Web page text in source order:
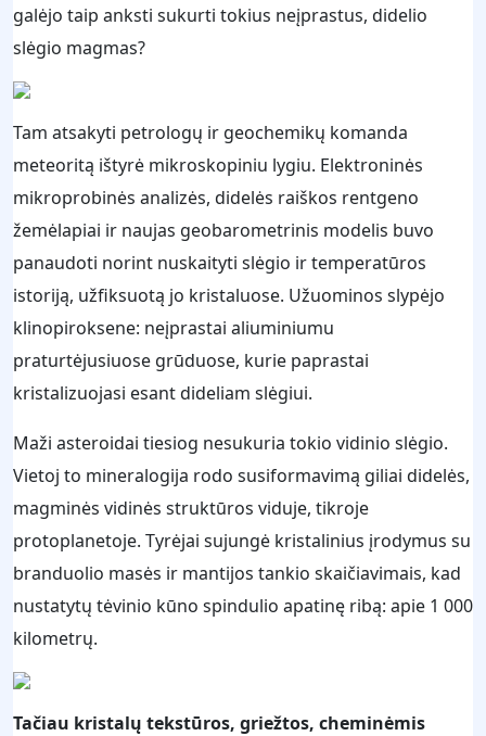
galėjo taip anksti sukurti tokius neįprastus, didelio
slėgio magmas?
Tam atsakyti petrologų ir geochemikų komanda
meteoritą ištyrė mikroskopiniu lygiu. Elektroninės
mikroprobinės analizės, didelės raiškos rentgeno
žemėlapiai ir naujas geobarometrinis modelis buvo
panaudoti norint nuskaityti slėgio ir temperatūros
istoriją, užfiksuotą jo kristaluose. Užuominos slypėjo
klinopiroksene: neįprastai aliuminiumu
praturtėjusiuose grūduose, kurie paprastai
kristalizuojasi esant dideliam slėgiui.
Maži asteroidai tiesiog nesukuria tokio vidinio slėgio.
Vietoj to mineralogija rodo susiformavimą giliai didelės,
magminės vidinės struktūros viduje, tikroje
protoplanetoje. Tyrėjai sujungė kristalinius įrodymus su
branduolio masės ir mantijos tankio skaičiavimais, kad
nustatytų tėvinio kūno spindulio apatinę ribą: apie 1 000
kilometrų.
Tačiau kristalų tekstūros, griežtos, cheminėmis